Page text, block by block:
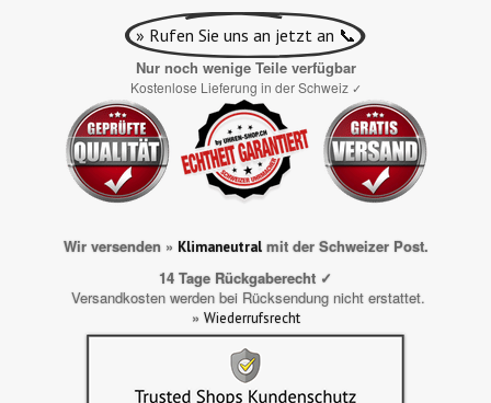
» Rufen Sie uns an jetzt an 📞
Nur noch wenige Teile verfügbar
Kostenlose Lieferung in der Schweiz ✓
Wir versenden » Klimaneutralmit der Schweizer Post.
14 Tage Rückgaberecht ✓
Versandkosten werden bei Rücksendung nicht erstattet.
» Wiederrufsrecht